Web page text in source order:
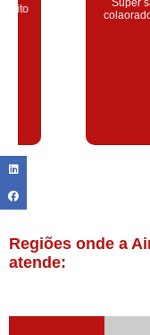
Super satisfeita
colaoradores
Regiões onde a
atende: